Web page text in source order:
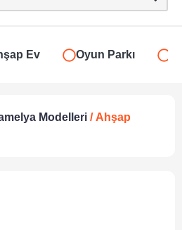
Ev Oyun Parkı
Modelleri / Ahşap